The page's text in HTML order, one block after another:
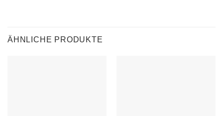
ÄHNLICHE PRODUKTE